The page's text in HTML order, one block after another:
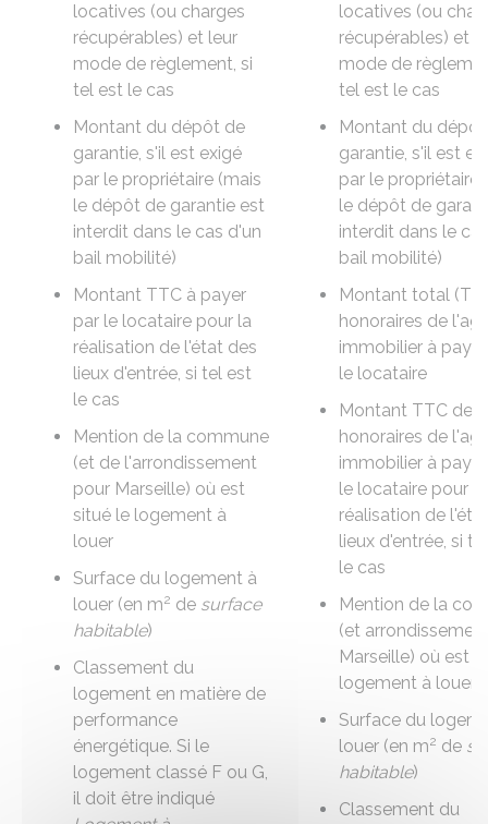
locatives (ou charges
récupérables) et leur
mode de règlement, si
tel est le cas
Montant du dépôt de
garantie, s'il est exigé
par le propriétaire (mais
le dépôt de garantie est
interdit dans le cas d'un
bail mobilité)
Montant TTC à payer
par le locataire pour la
réalisation de l'état des
lieux d'entrée, si tel est
le cas
Mention de la commune
(et de l'arrondissement
pour Marseille) où est
situé le logement à
louer
Surface du logement à
louer (en m2 de surface
habitable)
Classement du
logement en matière de
performance
énergétique. Si le
logement classé F ou G,
il doit être indiqué
locatives (ou
récupérables) et
mode de
tel est le cas
Montant du
garantie, s'il est
par le propriétaire
le dépôt de
interdit dans le
bail mobilité)
Montant total (
honoraires de
immobilier à
le locataire
Montant TTC des
honoraires de
immobilier à
le locataire pour la
réalisation de
lieux d'entrée, si
le cas
Mention de la
(et
Marseille) où est
logement à louer
Surface du
louer (en m2 de
habitable)
Classement du